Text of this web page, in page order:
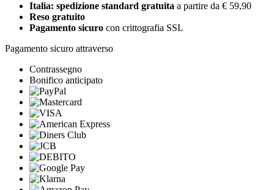
Italia: spedizione standard gratuita a partire da € 59,90
Reso gratuito
Pagamento sicuro con crittografia SSL
Pagamento sicuro attraverso
Contrassegno
Bonifico anticipato